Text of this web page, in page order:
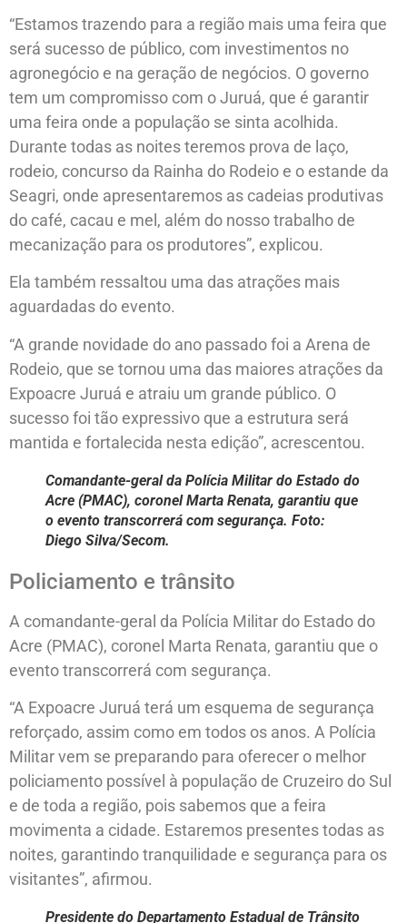
“Estamos trazendo para a região mais uma feira que
será sucesso de público, com investimentos no
agronegócio e na geração de negócios. O governo
tem um compromisso com o Juruá, que é garantir
uma feira onde a população se sinta acolhida.
Durante todas as noites teremos prova de laço,
rodeio, concurso da Rainha do Rodeio e o estande da
Seagri, onde apresentaremos as cadeias produtivas
do café, cacau e mel, além do nosso trabalho de
mecanização para os produtores”, explicou.
Ela também ressaltou uma das atrações mais
aguardadas do evento.
“A grande novidade do ano passado foi a Arena de
Rodeio, que se tornou uma das maiores atrações da
Expoacre Juruá e atraiu um grande público. O
sucesso foi tão expressivo que a estrutura será
mantida e fortalecida nesta edição”, acrescentou.
Comandante-geral da Polícia Militar do Estado do
Acre (PMAC), coronel Marta Renata, garantiu que
o evento transcorrerá com segurança. Foto:
Diego Silva/Secom.
Policiamento e trânsito
A comandante-geral da Polícia Militar do Estado do
Acre (PMAC), coronel Marta Renata, garantiu que o
evento transcorrerá com segurança.
“A Expoacre Juruá terá um esquema de segurança
reforçado, assim como em todos os anos. A Polícia
Militar vem se preparando para oferecer o melhor
policiamento possível à população de Cruzeiro do Sul
e de toda a região, pois sabemos que a feira
movimenta a cidade. Estaremos presentes todas as
noites, garantindo tranquilidade e segurança para os
visitantes”, afirmou.
Presidente do Departamento Estadual de Trânsito